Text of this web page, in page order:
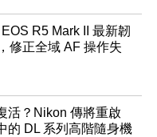
R5 Mark II 最新韌
修正全域 AF 操作失
活？Nikon 傳將重啟
的 DL 系列高階隨身機